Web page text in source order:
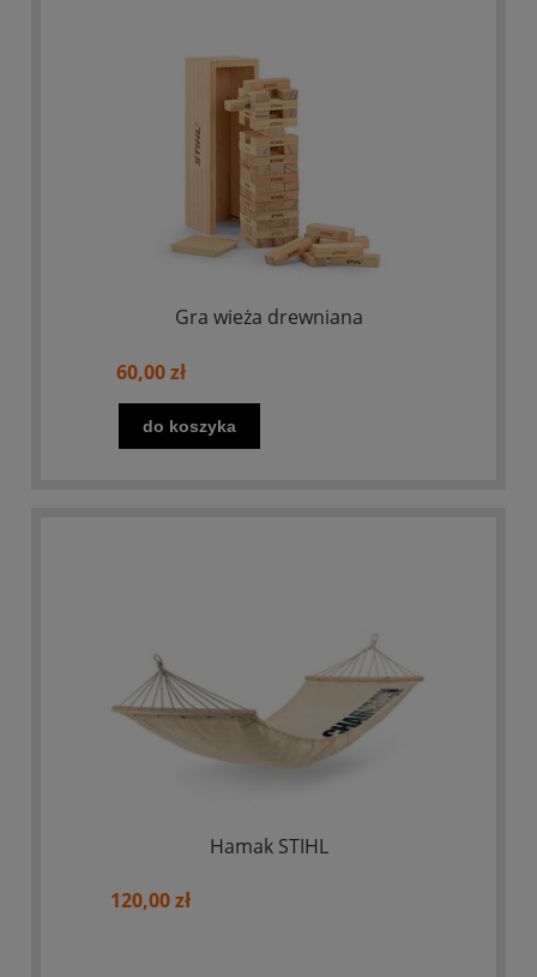
Gra wieża drewniana
60,00 zł
do koszyka
Hamak STIHL
120,00 zł